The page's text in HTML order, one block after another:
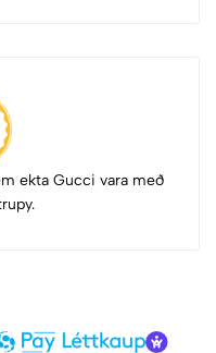
ekta Gucci vara með